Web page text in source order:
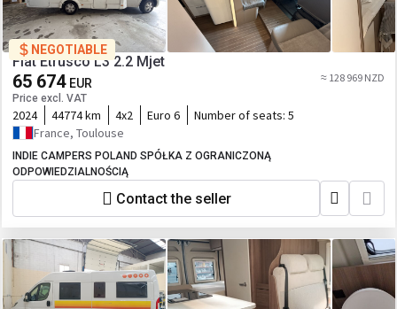
NEGOTIABLE
Fiat Etrusco L3 2.2 Mjet
65 674 EUR
Price excl. VAT
≈ 128 969 NZD
2024 44774 km 4x2 Euro 6 Number of seats: 5
France, Toulouse
INDIE CAMPERS POLAND SPÓŁKA Z OGRANICZONĄ
ODPOWIEDZIALNOŚCIĄ
Contact the seller